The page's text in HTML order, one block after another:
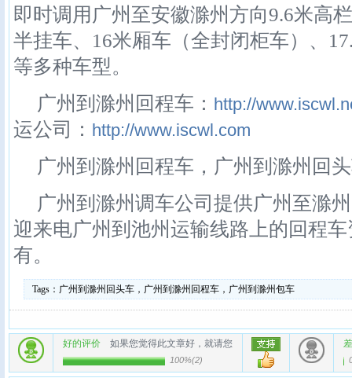
即时调用广州至安徽滁州方向9.6米高
半挂车、16米厢车（全封闭柜车）、
等多种车型。
广州到滁州回程车： http://
运公司： http://www.iscwl.com
广州到滁州回程车，广州到滁州回
广州到滁州调车公司提供广州至滁
迎来电广州到池州运输线路上的回程
有。
Tags： 广州到滁州回头车，广州到滁州回程车，广州到滁州包车
好的评价 如果您觉得此文章好，就请您
100%(2)